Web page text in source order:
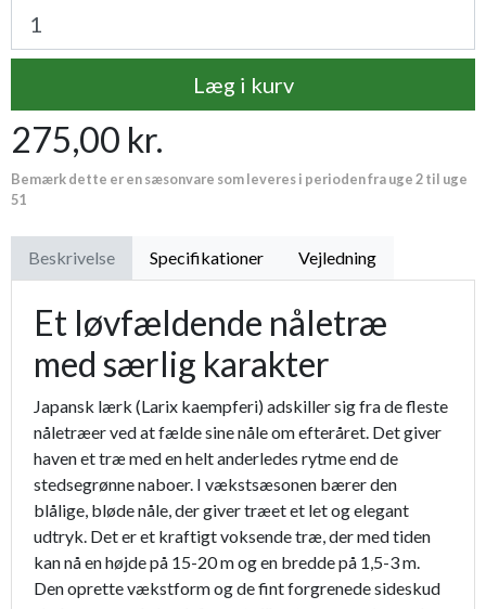
Læg i kurv
275,00 kr.
Bemærk dette er en sæsonvare som leveres i perioden fra uge 2 til uge
51
Beskrivelse Specifikationer Vejledning
Et løvfældende nåletræ
med særlig karakter
Japansk lærk (Larix kaempferi) adskiller sig fra de fleste
nåletræer ved at fælde sine nåle om efteråret. Det giver
haven et træ med en helt anderledes rytme end de
stedsegrønne naboer. I vækstsæsonen bærer den
blålige, bløde nåle, der giver træet et let og elegant
udtryk. Det er et kraftigt voksende træ, der med tiden
kan nå en højde på 15-20 m og en bredde på 1,5-3 m.
Den oprette vækstform og de fint forgrenede sideskud